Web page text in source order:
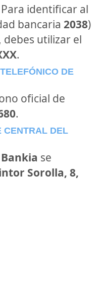
identificar al
bancaria 2038)
utilizar el
.
DE
oficial de
.
CENTRAL DEL
Bankia se
Sorolla, 8,